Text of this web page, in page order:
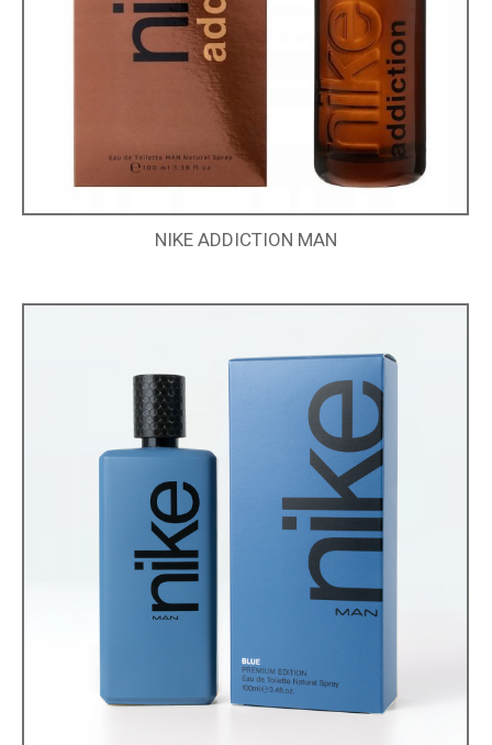
NIKE ADDICTION MAN